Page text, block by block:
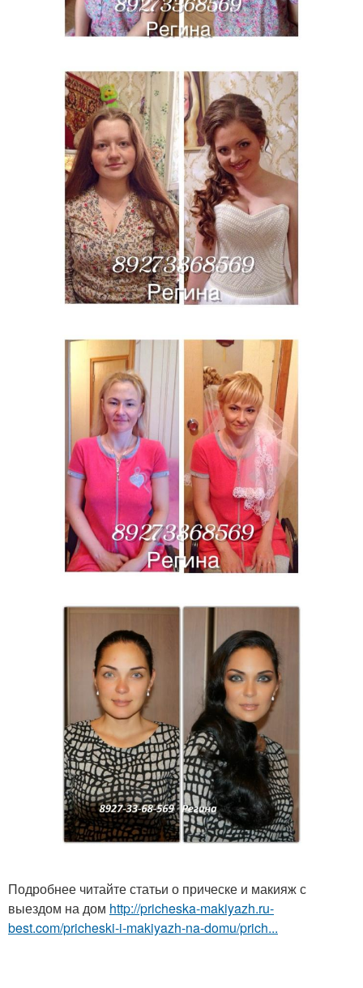
Подробнее читайте статьи о прическе и макияж с
выездом на дом http://pricheska-makiyazh.ru-
best.com/pricheski-i-makiyazh-na-domu/prich...